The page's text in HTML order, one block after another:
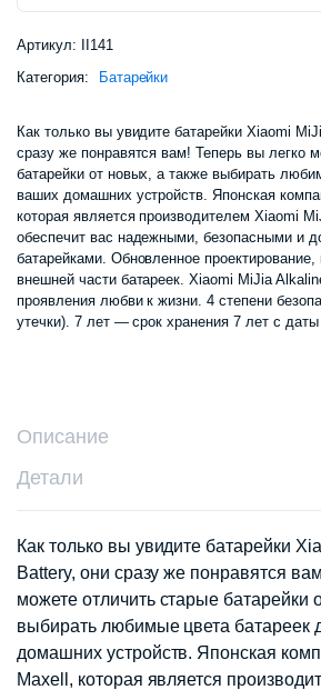
Артикул:
II141
Категория:
Батарейки
Как только вы увидите батарейки Xiaomi
сразу же понравятся вам! Теперь вы легко
батарейки от новых, а также выбирать
ваших домашних устройств. Японская
которая является производителем Xiaomi
обеспечит вас надежными, безопасными и
батарейками. Обновленное проектирование,
внешней части батареек. Xiaomi MiJia
проявления любви к жизни. 4 степени
утечки). 7 лет — срок хранения 7 лет с даты
Описание
Детали
Как только вы увидите батарейки
Battery, они сразу же понравятся
можете отличить старые батарейки
выбирать любимые цвета батареек
домашних устройств. Японская
Maxell, которая является